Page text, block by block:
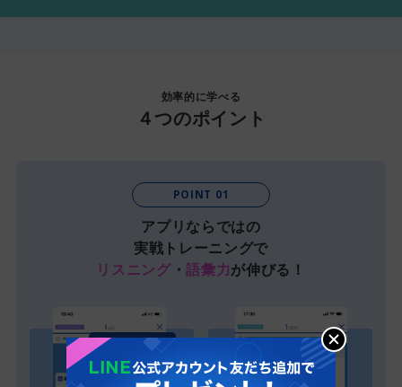
効率的に学べる
４つのポイント
POINT 01
アプリならではの
実戦トレーニングで
リスニング・語彙力が伸びる！